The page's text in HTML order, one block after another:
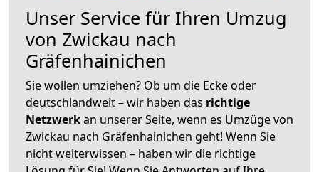
Unser Service für Ihren Umzug
von Zwickau nach
Gräfenhainichen
Sie wollen umziehen? Ob um die Ecke oder
deutschlandweit – wir haben das richtige
Netzwerkan unserer Seite, wenn es Umzüge von
Zwickau nach Gräfenhainichen geht! Wenn Sie
nicht weiterwissen – haben wir die richtige